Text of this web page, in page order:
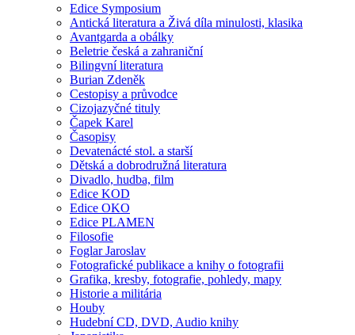
Edice Symposium
Antická literatura a Živá díla minulosti, klasika
Avantgarda a obálky
Beletrie česká a zahraniční
Bilingvní literatura
Burian Zdeněk
Cestopisy a průvodce
Cizojazyčné tituly
Čapek Karel
Časopisy
Devatenácté stol. a starší
Dětská a dobrodružná literatura
Divadlo, hudba, film
Edice KOD
Edice OKO
Edice PLAMEN
Filosofie
Foglar Jaroslav
Fotografické publikace a knihy o fotografii
Grafika, kresby, fotografie, pohledy, mapy
Historie a militária
Houby
Hudební CD, DVD, Audio knihy